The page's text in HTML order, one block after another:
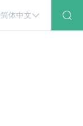
简体中文